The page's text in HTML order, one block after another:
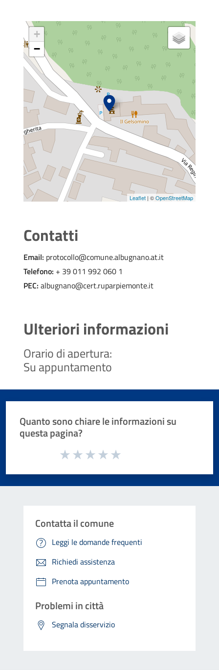
+
−
Leaflet | ©OpenStreetMap
Contatti
Email: protocollo@comune.albugnano.at.it
Telefono: + 39 011 992 060 1
PEC: albugnano@cert.ruparpiemonte.it
Ulteriori informazioni
Orario di apertura:
Su appuntamento
Quanto sono chiare le informazioni su
questa pagina?
Valuta da 1 a 5 stelle la pagina
Contatta il comune
Leggi le domande frequenti
Richiedi assistenza
Prenota appuntamento
Problemi in città
Segnala disservizio